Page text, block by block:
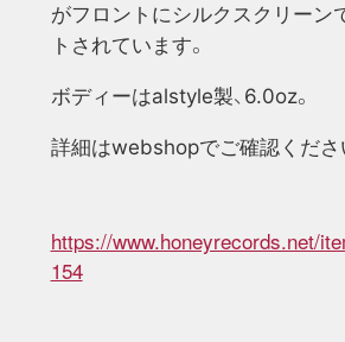
がフロントにシルクスクリーン
トされています。
ボディーはalstyle製、 6.0oz。
詳細はwebshopでご確認くださ
https://www.honeyrecords.net/
154